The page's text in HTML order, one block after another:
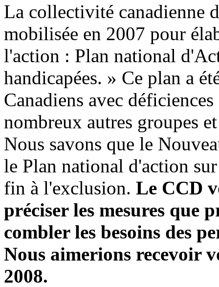
La collectivité canadienne
mobilisée en 2007 pour
l'action : Plan national
handicapées. » Ce plan a
Canadiens avec
nombreux autres groupes
Nous savons que le
le Plan national d'action
fin à l'exclusion. Le CCD
préciser les mesures que
combler les besoins des
Nous aimerions recevoir
2008.